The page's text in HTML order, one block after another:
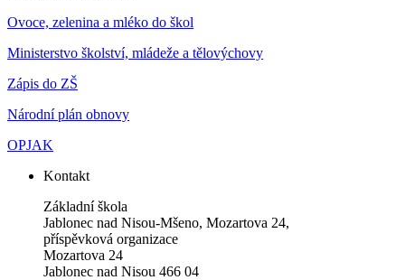
Ovoce, zelenina a mléko do škol
Ministerstvo školství, mládeže a tělovýchovy
Zápis do ZŠ
Národní plán obnovy
OPJAK
Kontakt
Základní škola
Jablonec nad Nisou-Mšeno, Mozartova 24,
příspěvková organizace
Mozartova 24
Jablonec nad Nisou 466 04